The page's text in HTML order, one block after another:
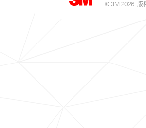
© 3M 2026. 版